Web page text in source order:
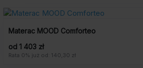
Materac MOOD Comforteo
od 1 403 zł
Rata 0% już od: 140,30 zł